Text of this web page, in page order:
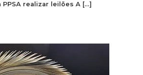
realizar leilões A […]